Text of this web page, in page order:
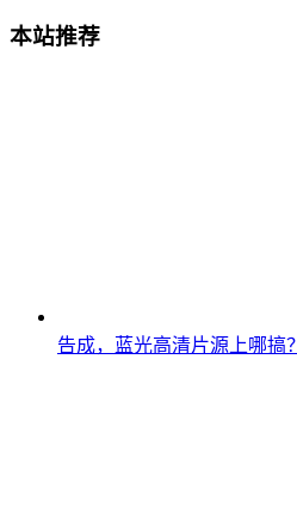
本站推荐
告成，蓝光高清片源上哪搞？